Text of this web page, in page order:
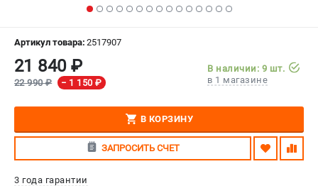
МАГАЗИНЫ
ИЗБРАННОЕ
СРАВНЕНИЕ ( 0 )
ПОДДЕРЖКА
Артикул товара: 2517907
21 840 ₽
22 990 ₽ − 1 150 ₽
В наличии: 9 шт.
в 1 магазине
В КОРЗИНУ
ЗАПРОСИТЬ СЧЕТ
3 года гарантии